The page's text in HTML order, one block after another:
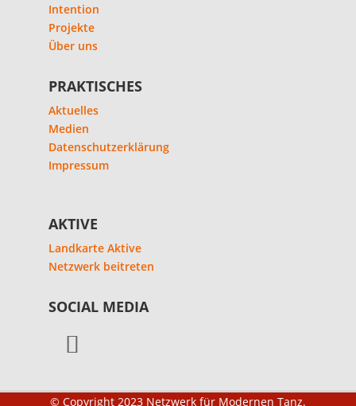
Intention
Projekte
Über uns
PRAKTISCHES
Aktuelles
Medien
Datenschutzerklärung
Impressum
AKTIVE
Landkarte Aktive
Netzwerk beitreten
SOCIAL MEDIA
© Copyright 2023 Netzwerk für Modernen Tanz.